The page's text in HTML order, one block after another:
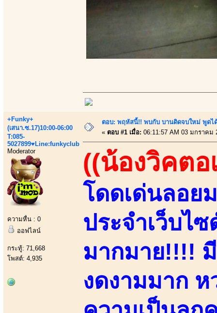
+Funky+
(เสนา.ซ.17)10:00-06:00
T:085-
5027899♥Line:funkyclub
Moderator
ความหื่น : 0
ออฟไลน์
กระทู้: 71,668
โพสต์: 4,935
ตอบ: พฤหัสนี้!! พบกับ บานดิดจบใหม่ พูด
« ตอบ #1 เมื่อ: 06:11:57 AM 03 มกราคม
((น้องวิคตอ
โดดเด่นลอย
ประจำเว็บไ
มากมาย!!!! มี
งดงามมาก